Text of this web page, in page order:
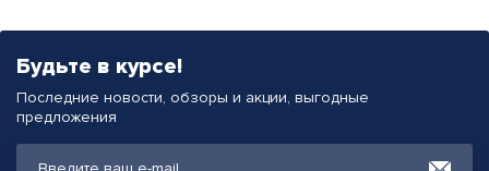
Будьте в курсе!
Последние новости, обзоры и акции, выгодные
предложения